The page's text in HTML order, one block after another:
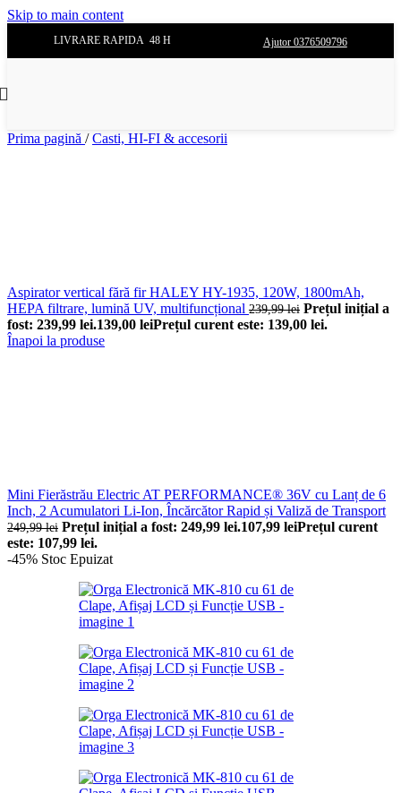
Skip to main content
LIVRARE RAPIDA 48 H Ajutor 0376509796
Prima pagină / Casti, HI-FI & accesorii
Aspirator vertical fără fir HALEY HY-1935, 120W, 1800mAh,
HEPA filtrare, lumină UV, multifuncțional 239,99lei Prețul inițial a
fost: 239,99 lei.139,00 leiPrețul curent este: 139,00 lei.
Înapoi la produse
Mini Fierăstrău Electric AT PERFORMANCE® 36V cu Lanț de 6
Inch, 2 Acumulatori Li-Ion, Încărcător Rapid și Valiză de Transport
249,99lei Prețul inițial a fost: 249,99 lei.107,99 leiPrețul curent
este: 107,99 lei.
-45% Stoc Epuizat